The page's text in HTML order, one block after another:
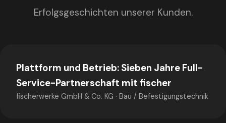
Erfolgsgeschichten unserer Kunden.
Plattform und Betrieb: Sieben Jahre Full-
Service-Partnerschaft mit fischer
fischerwerke GmbH & Co. KG · Bau / Befestigungstechnik